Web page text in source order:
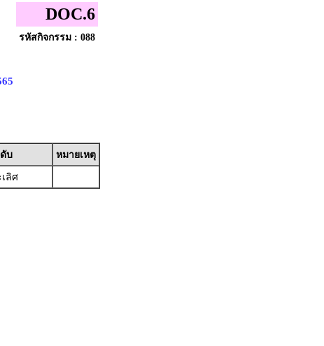
DOC.6
รหัสกิจกรรม : 088
บ
หมายเหตุ
ลิศ